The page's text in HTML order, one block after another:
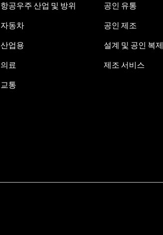
항공우주 산업 및 방위
자동차
산업용
의료
교통
공인 유통
공인 제조
설계 및 공인 복제
제조 서비스